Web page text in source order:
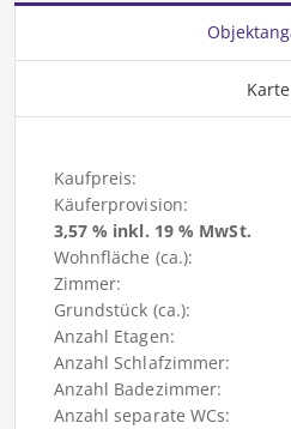
Karte
Kaufpreis:
Käuferprovision:
3,57 % inkl. 19 % MwSt.
Wohnfläche (ca.):
Zimmer:
Grundstück (ca.):
Anzahl Etagen:
Anzahl Schlafzimmer:
Anzahl Badezimmer:
Anzahl separate WCs: